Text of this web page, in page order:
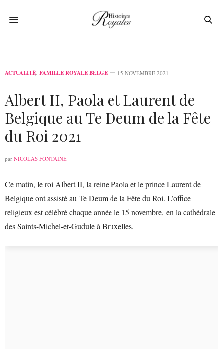
ACTUALITÉ, FAMILLE ROYALE BELGE 15 NOVEMBRE 2021
Albert II, Paola et Laurent de
Belgique au Te Deum de la Fête
du Roi 2021
par NICOLAS FONTAINE
Ce matin, le roi Albert II, la reine Paola et le prince Laurent de
Belgique ont assisté au Te Deum de la Fête du Roi. L’office
religieux est célébré chaque année le 15 novembre, en la cathédrale
des Saints-Michel-et-Gudule à Bruxelles.